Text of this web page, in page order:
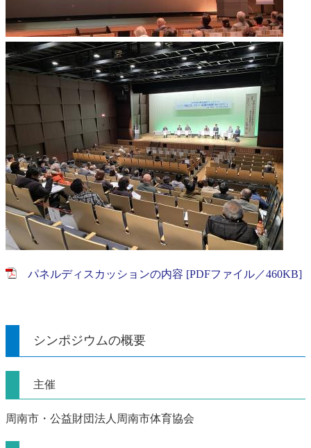
パネルディスカッションの内容 [PDFファイル／460KB]
シンポジウムの概要
主催
周南市・公益財団法人周南市体育協会